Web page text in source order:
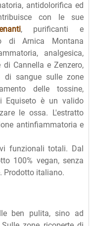
antidolorifica ed
con le sue
, purificanti e
di Arnica Montana
analgesica,
Cannella e Zenzero,
di sangue sulle zone
delle tossine,
Equiseto è un valido
le ossa. L'estratto
antinfiammatoria e
funzionali totali. Dal
100% vegan, senza
Prodotto italiano.
ben pulita, sino ad